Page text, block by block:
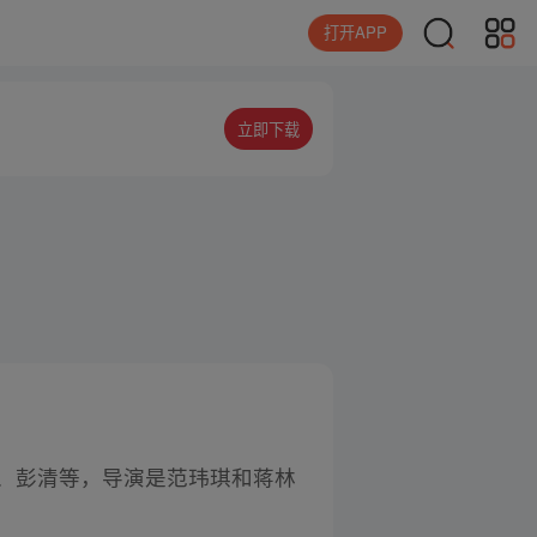
打开APP
立即下载
彭清等，导演是范玮琪和蒋林